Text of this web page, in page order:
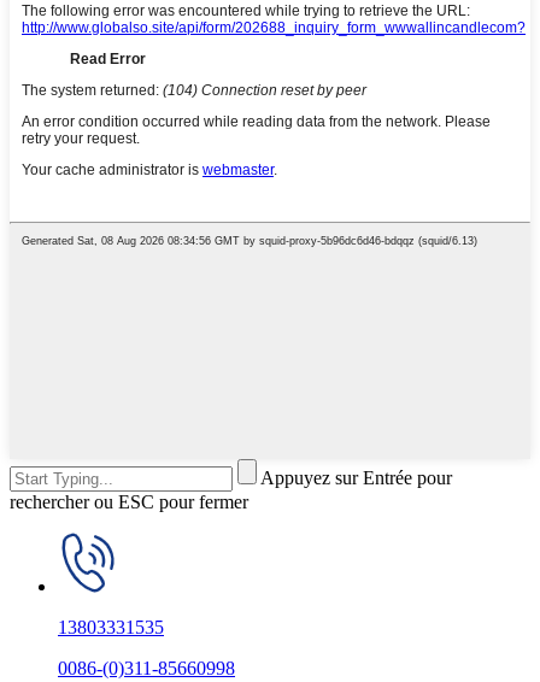
Appuyez sur Entrée pour
rechercher ou ESC pour fermer
13803331535
0086-(0)311-85660998